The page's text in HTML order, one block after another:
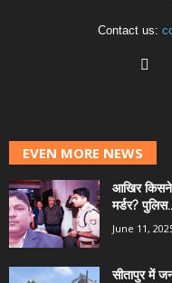
Contact us:
EVEN MORE NEWS
आखिर किसने
मर्डर?
June 11,
सीतापुर में